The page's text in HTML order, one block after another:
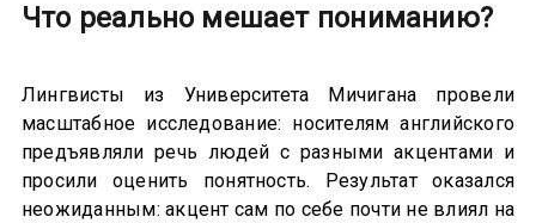
Что реально мешает пониманию?
Лингвисты из Университета Мичигана провели
масштабное исследование: носителям английского
предъявляли речь людей с разными акцентами и
просили оценить понятность. Результат оказался
неожиданным: акцент сам по себе почти не влиял на